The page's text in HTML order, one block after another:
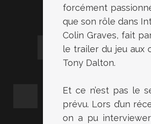
forcément
que son rôle dans
Colin Graves, fait
le trailer du jeu aux
Tony Dalton.
Et ce n’est pas le
prévu. Lors d’un
on a pu